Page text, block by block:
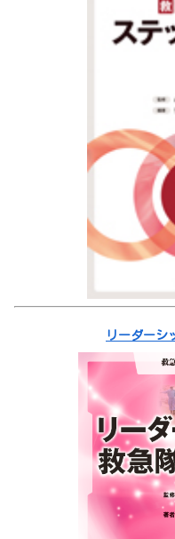
リーダーシ